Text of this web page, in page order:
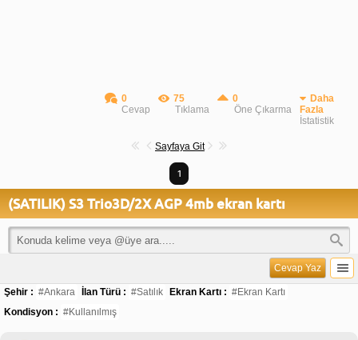
0
Cevap
75
Tıklama
0
Öne Çıkarma
Daha
Fazla
İstatistik
Sayfaya Git
1
(SATILIK) S3 Trio3D/2X AGP 4mb ekran kartı
Cevap Yaz
Şehir : #Ankara İlan Türü : #Satılık Ekran Kartı : #Ekran Kartı
Kondisyon : #Kullanılmış